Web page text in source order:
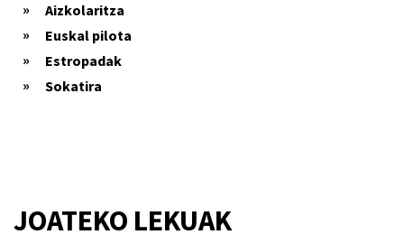
Aizkolaritza
Euskal pilota
Estropadak
Sokatira
JOATEKO LEKUAK